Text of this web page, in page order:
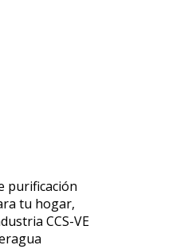
purificación
tu hogar,
CCS-VE